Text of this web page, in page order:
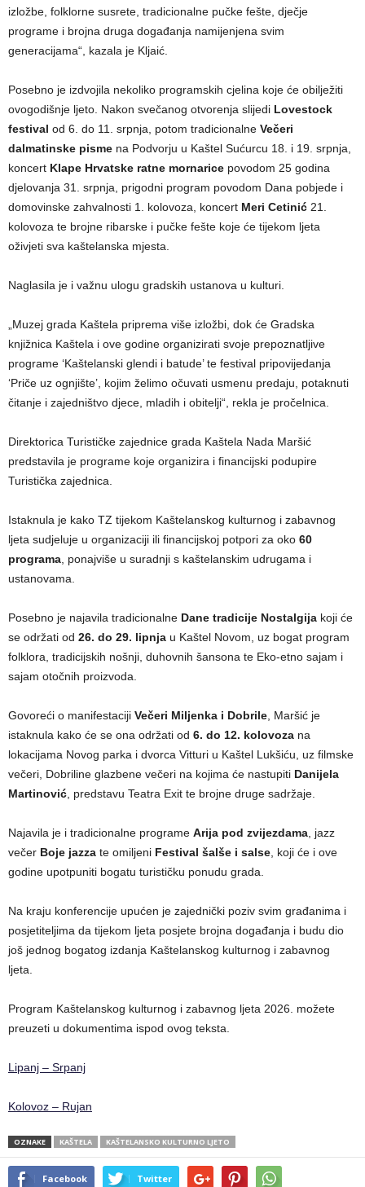
izložbe, folklorne susrete, tradicionalne pučke fešte, dječje
programe i brojna druga događanja namijenjena svim
generacijama“, kazala je Kljaić.
Posebno je izdvojila nekoliko programskih cjelina koje će obilježiti
ovogodišnje ljeto. Nakon svečanog otvorenja slijedi Lovestock
festival od 6. do 11. srpnja, potom tradicionalne Večeri
dalmatinske pisme na Podvorju u Kaštel Sućurcu 18. i 19. srpnja,
koncert Klape Hrvatske ratne mornarice povodom 25 godina
djelovanja 31. srpnja, prigodni program povodom Dana pobjede i
domovinske zahvalnosti 1. kolovoza, koncert Meri Cetinić 21.
kolovoza te brojne ribarske i pučke fešte koje će tijekom ljeta
oživjeti sva kaštelanska mjesta.
Naglasila je i važnu ulogu gradskih ustanova u kulturi.
„Muzej grada Kaštela priprema više izložbi, dok će Gradska
knjižnica Kaštela i ove godine organizirati svoje prepoznatljive
programe ‘Kaštelanski glendi i batude’ te festival pripovijedanja
‘Priče uz ognjište’, kojim želimo očuvati usmenu predaju, potaknuti
čitanje i zajedništvo djece, mladih i obitelji“, rekla je pročelnica.
Direktorica Turističke zajednice grada Kaštela Nada Maršić
predstavila je programe koje organizira i financijski podupire
Turistička zajednica.
Istaknula je kako TZ tijekom Kaštelanskog kulturnog i zabavnog
ljeta sudjeluje u organizaciji ili financijskoj potpori za oko 60
programa, ponajviše u suradnji s kaštelanskim udrugama i
ustanovama.
Posebno je najavila tradicionalne Dane tradicije Nostalgija koji će
se održati od 26. do 29. lipnja u Kaštel Novom, uz bogat program
folklora, tradicijskih nošnji, duhovnih šansona te Eko-etno sajam i
sajam otočnih proizvoda.
Govoreći o manifestaciji Večeri Miljenka i Dobrile, Maršić je
istaknula kako će se ona održati od 6. do 12. kolovoza na
lokacijama Novog parka i dvorca Vitturi u Kaštel Lukšiću, uz filmske
večeri, Dobriline glazbene večeri na kojima će nastupiti Danijela
Martinović, predstavu Teatra Exit te brojne druge sadržaje.
Najavila je i tradicionalne programe Arija pod zvijezdama, jazz
večer Boje jazza te omiljeni Festival šalše i salse, koji će i ove
godine upotpuniti bogatu turističku ponudu grada.
Na kraju konferencije upućen je zajednički poziv svim građanima i
posjetiteljima da tijekom ljeta posjete brojna događanja i budu dio
još jednog bogatog izdanja Kaštelanskog kulturnog i zabavnog
ljeta.
Program Kaštelanskog kulturnog i zabavnog ljeta 2026. možete
preuzeti u dokumentima ispod ovog teksta.
Lipanj – Srpanj
Kolovoz – Rujan
OZNAKE KAŠTELA KAŠTELANSKO KULTURNO LJETO
Facebook Twitter